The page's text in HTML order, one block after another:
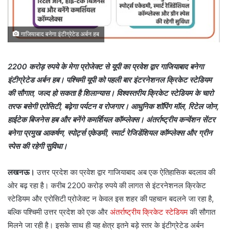
गाजियाबाद बनेगा इंटीग्रेटेड अर्बन हब
2200 करोड़ रुपये के मेगा प्रोजेक्ट से यूपी का प्रवेश द्वार गाजियाबाद बनेगा
इंटीग्रेटेड अर्बन हब। पश्चिमी यूपी को पहली बार इंटरनेशनल क्रिकेट स्टेडियम
की सौगात, जल्द हो सकता है शिलान्यास। विश्वस्तरीय क्रिकेट स्टेडियम के चारो
तरफ बसेगी एरोसिटी, बढ़ेगा पर्यटन व रोजगार। आधुनिक शॉपिंग मॉल, रिटेल जोन,
हाईटेक बिजनेस हब और बनेंगे कमर्शियल कॉम्प्लेक्स। अंतर्राष्ट्रीय कन्वेंशन सेंटर
बनेगा प्रमुख आकर्षण, स्पोर्ट्स एकेडमी, स्मार्ट रेजिडेंशियल कॉम्प्लेक्स और ग्रीन
स्पेस की रहेगी सुविधा।
लखनऊ। उत्तर प्रदेश का प्रवेश द्वार गाजियाबाद अब एक ऐतिहासिक बदलाव की
ओर बढ़ रहा है। करीब 2200 करोड़ रुपये की लागत से इंटरनेशनल क्रिकेट
स्टेडियम और एरोसिटी प्रोजेक्ट न केवल इस शहर की पहचान बदलने जा रहा है,
बल्कि पश्चिमी उत्तर प्रदेश को एक और अंतर्राष्ट्रीय क्रिकेट स्टेडियमकी सौगात
मिलने जा रही है। इसके साथ ही यह क्षेत्र इतने बड़े स्तर के इंटीग्रेटेड अर्बन